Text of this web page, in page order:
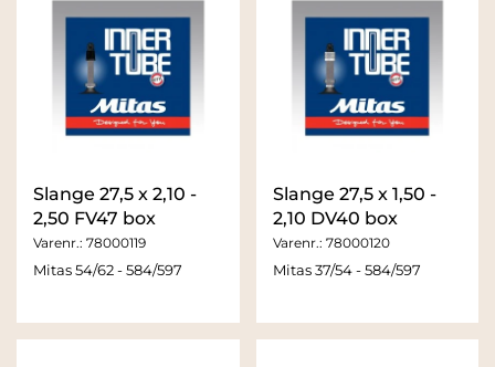
Slange 27,5 x 2,10 -
2,50 FV47 box
Varenr.: 78000119
Mitas 54/62 - 584/597
Slange 27,5 x 1,50 -
2,10 DV40 box
Varenr.: 78000120
Mitas 37/54 - 584/597